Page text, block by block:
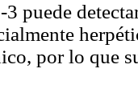
puede
por lo que